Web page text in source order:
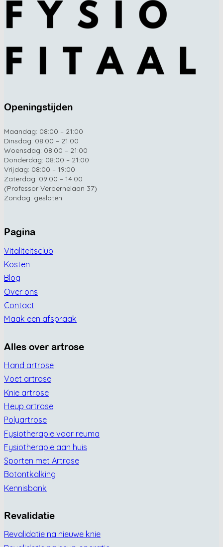
Openingstijden
Maandag: 08:00 – 21:00
Dinsdag: 08:00 – 21:00
Woensdag: 08:00 – 21:00
Donderdag: 08:00 – 21:00
Vrijdag: 08:00 – 19:00
Zaterdag: 09:00 – 14:00
(Professor Verbernelaan 37)
Zondag: gesloten
Pagina
Vitaliteitsclub
Kosten
Blog
Over ons
Contact
Maak een afspraak
Alles over artrose
Hand artrose
Voet artrose
Knie artrose
Heup artrose
Polyartrose
Fysiotherapie voor reuma
Fysiotherapie aan huis
Sporten met Artrose
Botontkalking
Kennisbank
Revalidatie
Revalidatie na nieuwe knie